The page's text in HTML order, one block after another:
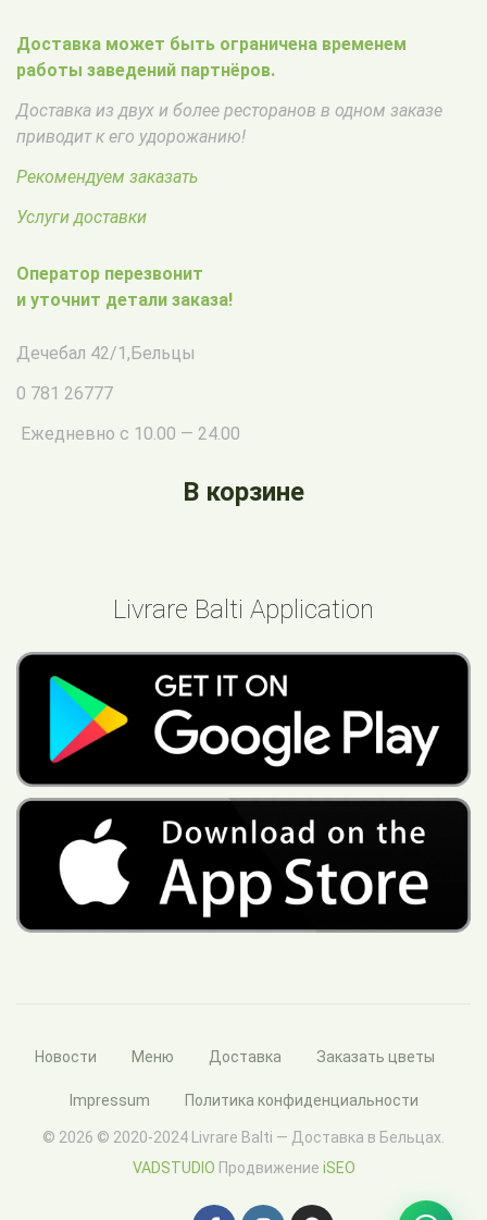
Доставка может быть ограничена временем
работы заведений партнёров.
Доставка из двух и более ресторанов в одном заказе
приводит к его удорожанию!
Рекомендуем заказать
Услуги доставки
Оператор перезвонит
и уточнит детали заказа!
Дечебал 42/1,Бельцы
0 781 26777
Ежедневно с 10.00 — 24.00
В корзине
Livrare Balti Application
Новости Меню Доставка Заказать цветы
Impressum Политика конфиденциальности
© 2026 © 2020-2024 Livrare Balti — Доставка в Бельцах.
VADSTUDIO Продвижение iSEO